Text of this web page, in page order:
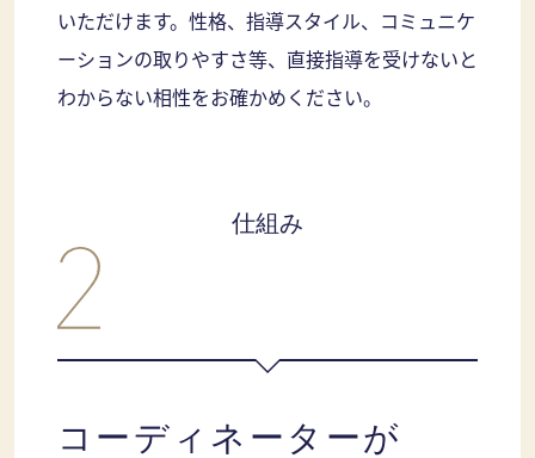
いただけます。性格、指導スタイル、コミュニケ
ーションの取りやすさ等、直接指導を受けないと
わからない相性をお確かめください。
仕組み
コーディネーターが